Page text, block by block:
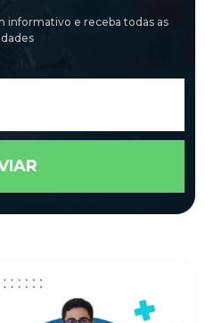
informativo e receba todas as